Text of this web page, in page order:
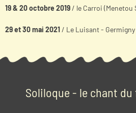
19 & 20 octobre 2019 / le Carroi (Menetou
29 et 30 mai 2021 / Le Luisant - Germigny
Soliloque - le chant du